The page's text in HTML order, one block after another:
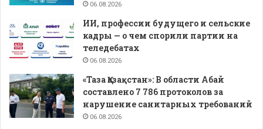
06.08.2026
ИИ, профессии будущего и сельские
кадры — о чем спорили партии на
теледебатах
06.08.2026
«Таза Қазақстан»: В области Абай
составлено 7 786 протоколов за
нарушение санитарных требований
06.08.2026